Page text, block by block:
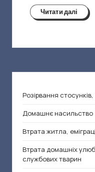
Читати далі
Розірвання
Домашнє насильство
Втрата житла,
Втрата домашніх
службових тварин